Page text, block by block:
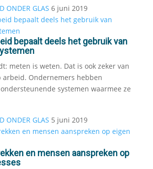
ONDER GLAS 6 juni 2019
bepaalt deels het gebruik van
meten is weten. Dat is ook zeker van
arbeid. Ondernemers hebben
systemen waarmee ze
ONDER GLAS 5 juni 2019
en mensen aanspreken op